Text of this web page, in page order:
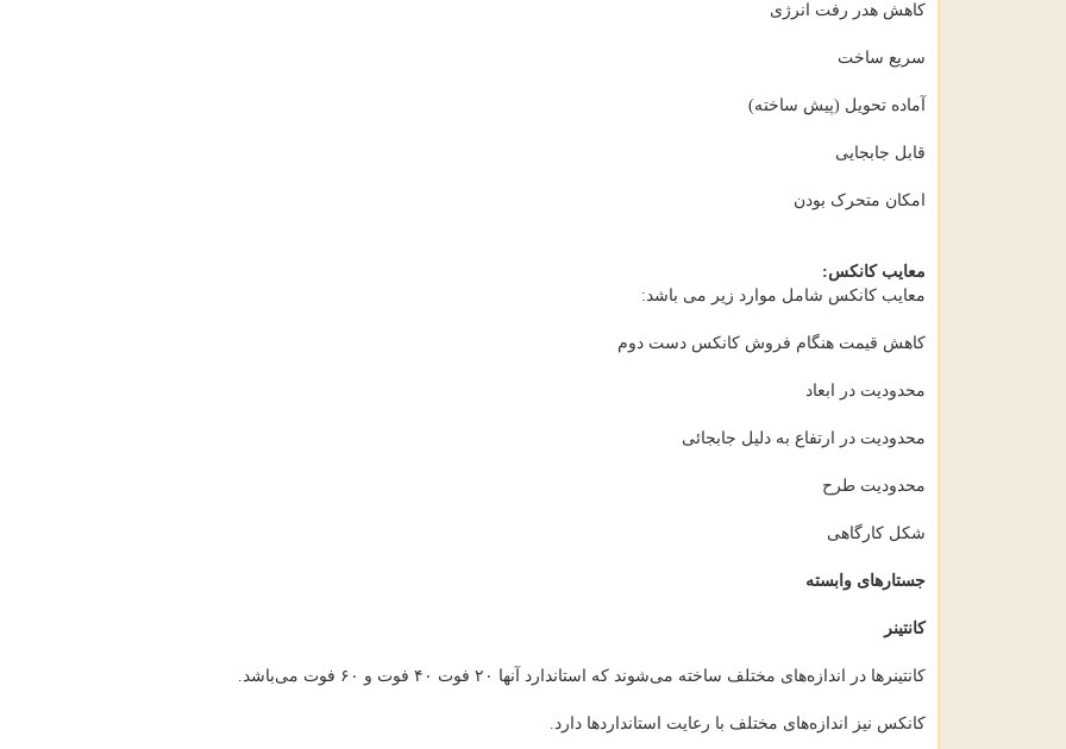
کاهش هدر رفت انرژی
سریع ساخت
آماده تحویل (پیش ساخته)
قابل جابجایی
امکان متحرک بودن
معایب کانکس:
معایب کانکس شامل موارد زیر می باشد:
کاهش قیمت هنگام فروش کانکس دست دوم
محدودیت در ابعاد
محدودیت در ارتفاع به دلیل جابجائی
محدودیت طرح
شکل کارگاهی
جستارهای وابسته
کانتینر
کانتینرها در اندازه‌های مختلف ساخته می‌شوند که استاندارد آنها ۲۰ فوت ۴۰ فوت و ۶۰ فوت می‌باشد.
کانکس نیز اندازه‌های مختلف با رعایت استانداردها دارد.